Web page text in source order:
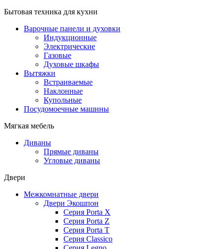
Бытовая техника для кухни
Варочные панели и духовки
Индукционные
Электрические
Газовые
Духовые шкафы
Вытяжки
Встраиваемые
Наклонные
Купольные
Посудомоечные машины
Мягкая мебель
Диваны
Прямые диваны
Угловые диваны
Двери
Межкомнатные двери
Двери Экошпон
Серия Porta X
Серия Porta Z
Серия Porta T
Серия Classico